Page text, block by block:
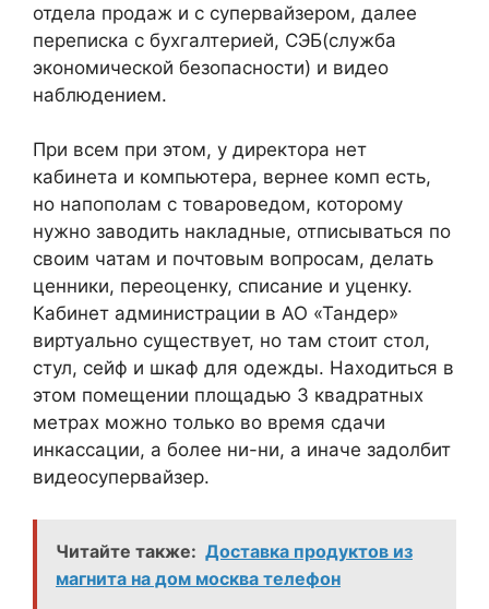
отдела продаж и с супервайзером, далее
переписка с бухгалтерией, СЭБ(служба
экономической безопасности) и видео
наблюдением.
При всем при этом, у директора нет
кабинета и компьютера, вернее комп есть,
но напополам с товароведом, которому
нужно заводить накладные, отписываться по
своим чатам и почтовым вопросам, делать
ценники, переоценку, списание и уценку.
Кабинет администрации в АО «Тандер»
виртуально существует, но там стоит стол,
стул, сейф и шкаф для одежды. Находиться в
этом помещении площадью 3 квадратных
метрах можно только во время сдачи
инкассации, а более ни-ни, а иначе задолбит
видеосупервайзер.
Читайте также: Доставка продуктов из
магнита на дом москва телефон